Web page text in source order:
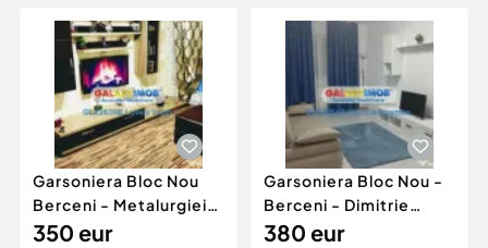
Garsoniera Bloc Nou
Berceni - Metalurgiei
Park - Postalionul
350 eur
Garsoniera Bloc Nou -
Berceni - Dimitrie
Leonida
380 eur